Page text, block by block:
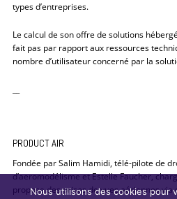
types d’entreprises.
Le calcul de son offre de solutions
fait pas par rapport aux ressources
nombre d’utilisateur concerné par la
PRODUCT AIR
Fondée par Salim Hamidi, télé-pilote de
d’aeromodélisme et Estelle Faucher,
propose des prises de vues aériennes via
Nous utilisons des cookies pour